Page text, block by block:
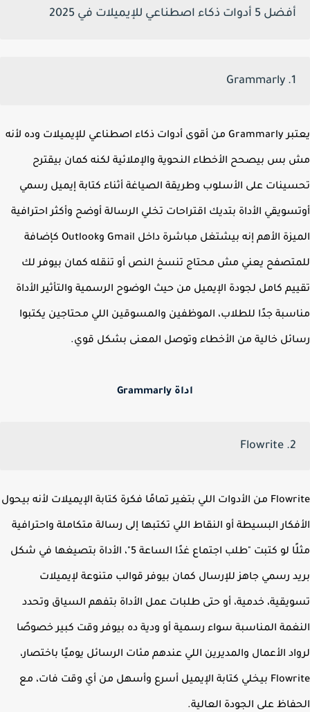
أفضل 5 أدوات ذكاء اصطناعي للإيميلات في 2025
يعتبر Grammarly من أقوى أدوات ذكاء اصطناعي للإيميلات وده لأنه
بيصحح الأخطاء النحوية والإملائية لكنه كمان بيقترح
على الأسلوب وطريقة الصياغة أثناء كتابة إيميل رسمي
الأداة بتديك اقتراحات تخلي الرسالة أوضح وأكثر احترافية
الميزة الأهم إنه بيشتغل مباشرة داخل Gmail وOutlook كإضافة
يعني مش محتاج تنسخ النص أو تنقله كمان بيوفر لك
كامل لجودة الإيميل من حيث الوضوح الرسمية والتأثير الأداة
جدًا للطلاب، الموظفين والمسوقين اللي محتاجين يكتبوا
خالية من الأخطاء وتوصل المعنى بشكل قوي.
اداة Grammarly
Flowrite من الأدوات اللي بتغير تمامًا فكرة كتابة الإيميلات لأنه بيحول
البسيطة أو النقاط اللي تكتبها إلى رسالة متكاملة واحترافية
مثلًا لو كتبت "طلب اجتماع غدًا الساعة 5"، الأداة بتصيغها في شكل
رسمي جاهز للإرسال كمان بيوفر قوالب متنوعة لإيميلات
خدمية، أو حتى طلبات عمل الأداة بتفهم السياق وتحدد
المناسبة سواء رسمية أو ودية ده بيوفر وقت كبير خصوصًا
الأعمال والمديرين اللي عندهم مئات الرسائل يوميًا باختصار،
Flowrite بيخلي كتابة الإيميل أسرع وأسهل من أي وقت فات، مع
على الجودة العالية.